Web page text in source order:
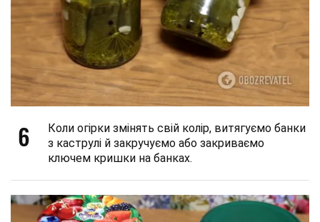
6
Коли огірки змінять свій колір, витягуємо банки
з каструлі й закручуємо або закриваємо
ключем кришки на банках.